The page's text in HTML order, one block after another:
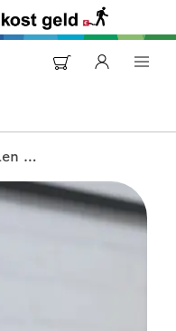
Schoonmaakmiddelen Bosch apparaten | All-in+ van Bosch